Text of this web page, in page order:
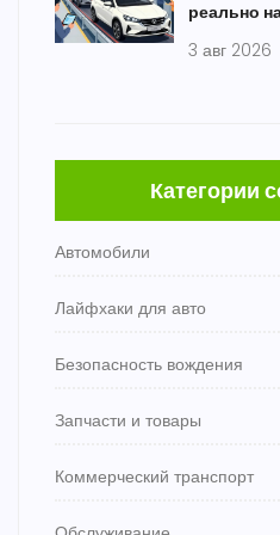
реально
3 авг 2026
Категории
Автомобили
Лайфхаки для авто
Безопасность вождения
Запчасти и товары
Коммерческий транспорт